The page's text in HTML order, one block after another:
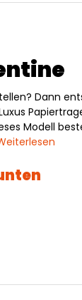
Dann
Modell